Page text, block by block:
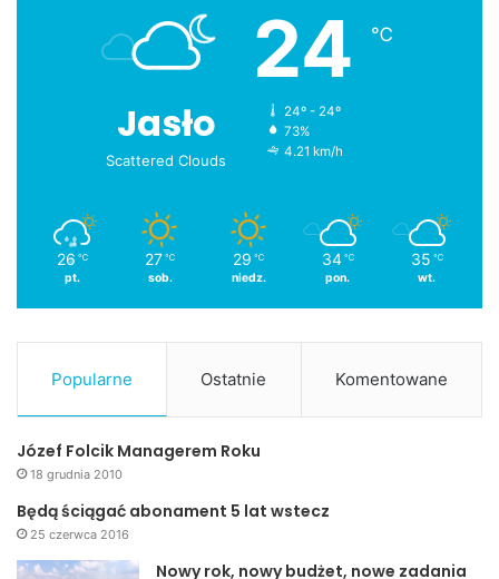
Jasło
Scattered Clouds
24 ℃
24º - 24º
73%
4.21 km/h
26 ℃
pt.
27 ℃
sob.
29 ℃
niedz.
34 ℃
pon.
35 ℃
wt.
Popularne Ostatnie Komentowane
Józef Folcik Managerem Roku
18 grudnia 2010
Będą ściągać abonament 5 lat wstecz
25 czerwca 2016
Nowy rok, nowy budżet, nowe zadania